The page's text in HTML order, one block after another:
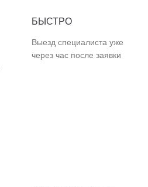
БЫСТРО
Выезд специалиста уже
через час после заявки